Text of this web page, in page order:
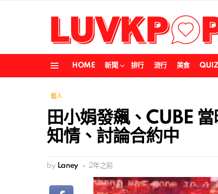
HOME 新聞 排行 流行 美食
藝人
田小娟發飆、CUBE
知情、討論合約中
by Laney 2年之前